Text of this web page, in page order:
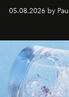
accompagner
05.08.2026 by